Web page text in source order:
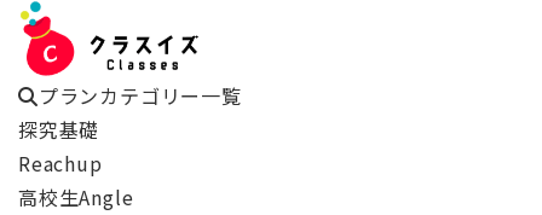
プランカテゴリー一覧
探究基礎
Reachup
高校生Angle